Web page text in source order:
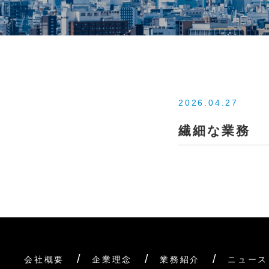
2026.04.27
繊細な業務
会社概要 企業理念 業務紹介 ニュース